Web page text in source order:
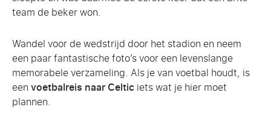
team de beker won.
Wandel voor de wedstrijd door het stadion en neem
een paar fantastische foto’s voor een levenslange
memorabele verzameling. Als je van voetbal houdt, is
eenvoetbalreis naar Celticiets wat je hier moet
plannen.